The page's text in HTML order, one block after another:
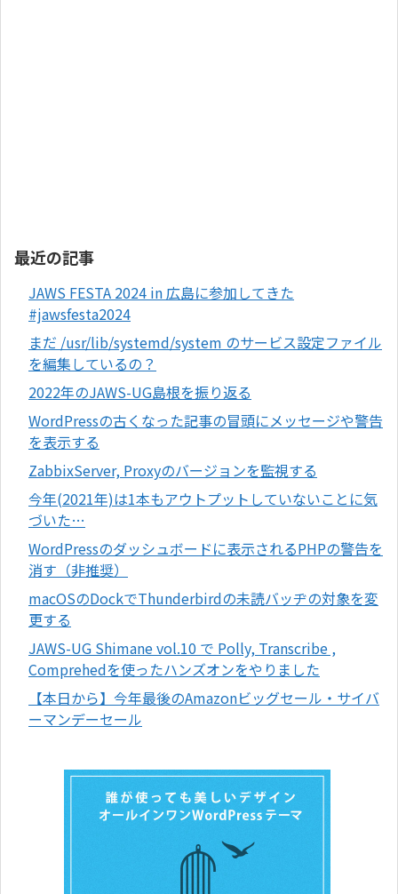
最近の記事
JAWS FESTA 2024 in 広島に参加してきた
#jawsfesta2024
まだ /usr/lib/systemd/system のサービス設定ファイル
を編集しているの？
2022年のJAWS-UG島根を振り返る
WordPressの古くなった記事の冒頭にメッセージや警告
を表示する
ZabbixServer, Proxyのバージョンを監視する
今年(2021年)は1本もアウトプットしていないことに気
づいた…
WordPressのダッシュボードに表示されるPHPの警告を
消す（非推奨）
macOSのDockでThunderbirdの未読バッヂの対象を変
更する
JAWS-UG Shimane vol.10 で Polly, Transcribe ,
Comprehedを使ったハンズオンをやりました
【本日から】今年最後のAmazonビッグセール・サイバ
ーマンデーセール